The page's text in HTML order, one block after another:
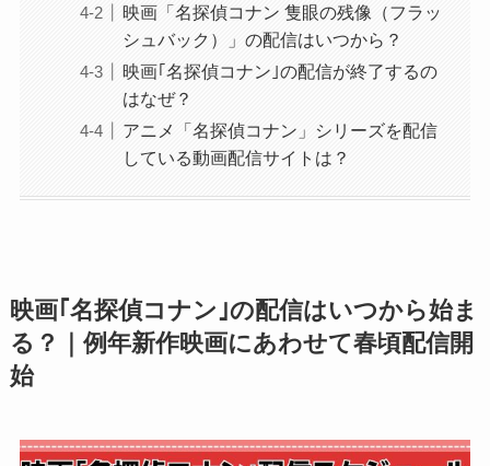
映画「名探偵コナン 隻眼の残像（フラッ
シュバック）」の配信はいつから？
映画｢名探偵コナン｣の配信が終了するの
はなぜ？
アニメ「名探偵コナン」シリーズを配信
している動画配信サイトは？
映画｢名探偵コナン｣の配信はいつから始ま
る？｜例年新作映画にあわせて春頃配信開
始